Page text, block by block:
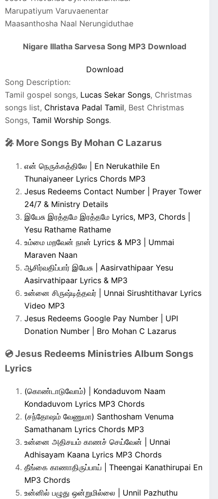
Marupatiyum Varuvaenentar
Maasanthosha Naal Nerungiduthae
Nigare Illatha Sarvesa Song MP3 Download
Download
Song Description:
Tamil gospel songs, Lucas Sekar Songs, Christmas
songs list, Christava Padal Tamil, Best Christmas
Songs, Tamil Worship Songs.
🎤 More Songs By Mohan C Lazarus
என் நெருக்கத்திலே | En Nerukathile En
Thunaiyaneer Lyrics Chords MP3
Jesus Redeems Contact Number | Prayer Tower
24/7 & Ministry Details
இயேசு இரத்தமே இரத்தமே Lyrics, MP3, Chords |
Yesu Rathame Rathame
உம்மை மறவேன் நான் Lyrics & MP3 | Ummai
Maraven Naan
ஆசிர்வதிப்பார் இயேசு | Aasirvathipaar Yesu
Aasirvathipaar Lyrics & MP3
உன்னை சிருஷ்டித்தவர் | Unnai Sirushtithavar Lyrics
Video MP3
Jesus Redeems Google Pay Number | UPI
Donation Number | Bro Mohan C Lazarus
💿 Jesus Redeems Ministries Album Songs
Lyrics
(கொண்டாடுவோம்) | Kondaduvom Naam
Kondaduvom Lyrics MP3 Chords
(சந்தோஷம் வேணுமா) Santhosham Venuma
Samathanam Lyrics Chords MP3
உன்னை அதிசயம் காணச் செய்வேன் | Unnai
Adhisayam Kaana Lyrics MP3 Chords
தீங்கை காணாதிருப்பாய் | Theengai Kanathirupai En
MP3 Chords
உன்னில் பழுது ஒன்றுமில்லை | Unnil Pazhuthu